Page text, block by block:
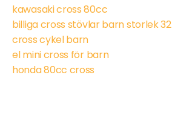
kawasaki cross 80cc
billiga cross stövlar barn storlek 32
cross cykel barn
el mini cross för barn
honda 80cc cross